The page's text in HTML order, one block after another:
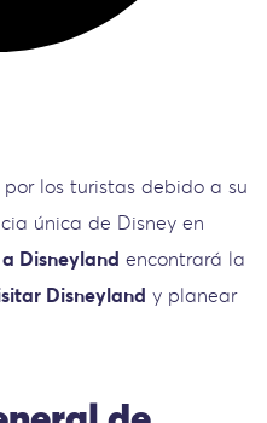
los turistas debido a su
única de Disney en
Disneyland encontrará la
Disneyland y planear